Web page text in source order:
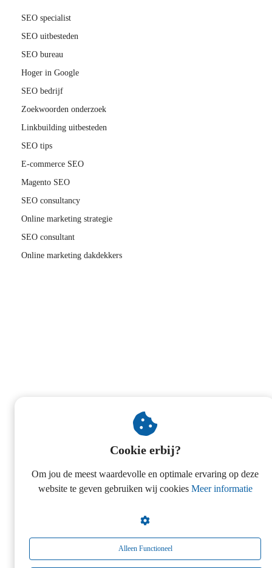
SEO specialist
SEO uitbesteden
SEO bureau
Hoger in Google
SEO bedrijf
Zoekwoorden onderzoek
Linkbuilding uitbesteden
SEO tips
E-commerce SEO
Magento SEO
SEO consultancy
Online marketing strategie
SEO consultant
Online marketing dakdekkers
Cookie erbij?
Om jou de meest waardevolle en optimale ervaring op deze
website te geven gebruiken wij cookies Meer informatie
Alleen Functioneel